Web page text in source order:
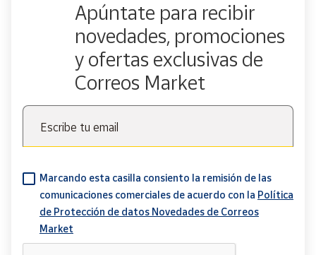
Apúntate para recibir
novedades, promociones
y ofertas exclusivas de
Correos Market
Escribe tu email
Marcando esta casilla consiento la remisión de las
comunicaciones comerciales de acuerdo con la Política
de Protección de datos Novedades de Correos
Market